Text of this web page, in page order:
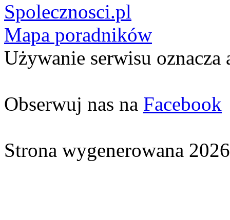
Spolecznosci.pl
Mapa poradników
Używanie serwisu oznacza
Obserwuj nas na Facebook
Strona wygenerowana